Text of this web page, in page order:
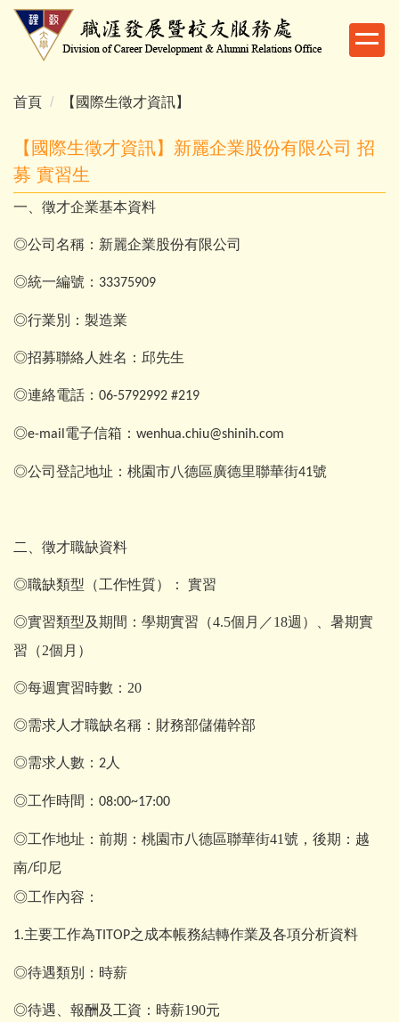
跳
內
首頁 【國際生徵才資訊】
【國際生徵才資訊】新麗企業股份有限公司 招
募 實習生
一、徵才企業基本資料
◎公司名稱：新麗企業股份有限公司
◎統一編號： 33375909
◎行業別：製造業
◎招募聯絡人姓名：邱先生
◎連絡電話： 06-5792992 #219
◎e-mail 電子信箱： wenhua.chiu@shinih.com
◎公司登記地址：桃園市八德區廣德里聯華街41號
二、徵才職缺資料
◎職缺類型（工作性質）： 實習
◎實習類型及期間：學期實習（4.5個月／18週）、暑期實
習（2個月）
◎每週實習時數：20
◎需求人才職缺名稱：財務部儲備幹部
◎需求人數： 2 人
◎工作時間： 08:00~17:00
◎工作地址：前期：桃園市八德區聯華街41號，後期：越
南/印尼
◎工作內容：
1.主要工作為 TITOP之成本帳務結轉作業及各項分析資料
◎待遇類別：時薪
◎待遇、報酬及工資：時薪190元